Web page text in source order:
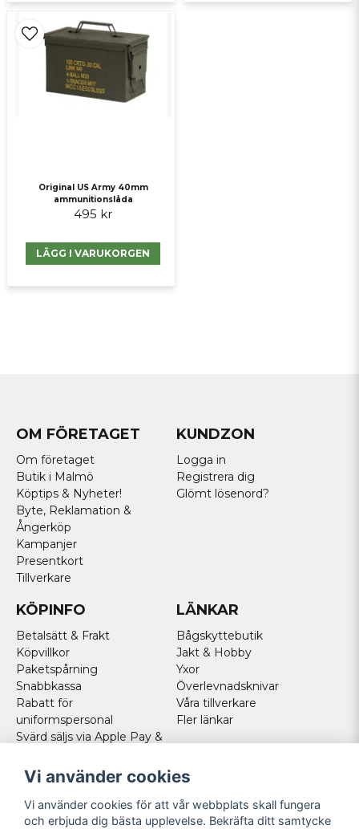
Original US Army 40mm
ammunitionslåda
495 kr
LÄGG I VARUKORGEN
OM FÖRETAGET
Om företaget
Butik i Malmö
Köptips & Nyheter!
Byte, Reklamation &
Ångerköp
Kampanjer
Presentkort
Tillverkare
KUNDZON
Logga in
Registrera dig
Glömt lösenord?
KÖPINFO
Betalsätt & Frakt
Köpvillkor
Paketspårning
Snabbkassa
Rabatt för
uniformspersonal
Svärd säljs via Apple Pay &
Norska kunder
Cookies
LÄNKAR
Bågskyttebutik
Jakt & Hobby
Yxor
Överlevnadsknivar
Våra tillverkare
Fler länkar
FÖLJ OSS
Vi använder cookies
Vi använder cookies för att vår webbplats skall fungera
och erbjuda dig bästa upplevelse. Bekräfta ditt samtycke